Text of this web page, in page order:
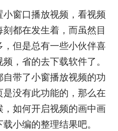
窗口播放视频，看视频
都在发生着，而虽然目
但是总有一些小伙伴喜
，省的去下载软件了。
带了小窗播放视频的功
没有此功能的，那么在
如何开启视频的画中画
小编的整理结果吧。